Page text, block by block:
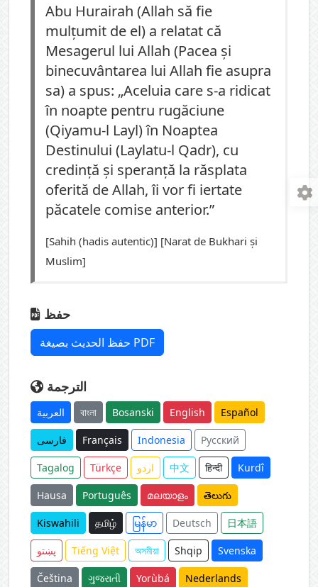
Abu Hurairah (Allah să fie
mulțumit de el) a relatat că
Mesagerul lui Allah (Pacea și
binecuvântarea lui Allah fie asupra
sa) a spus: „Aceluia care s-a ridicat
în noapte pentru rugăciune
(Qiyamu-l Layl) în Noaptea
Destinului (Laylatu-l Qadr), cu
credință și speranță la răsplata
oferită de Allah, îi vor fi iertate
păcatele comise anterior.”
[Sahih (hadis autentic)] [Narat de Bukhari și
Muslim]
حفظ
حفظ الحديث بصيغة PDF
الترجمة
العربية বাংলা Bosanski English Español
فارسی Français Indonesia Русский
Tagalog Türkçe اردو 中文 हिन्दी Kurdî
Hausa Português മലയാളം తెలుగు
Kiswahili தமிழ் မြန်မာ Deutsch 日本語
پښتو Tiếng Việt অসমীয়া Shqip Svenska
Čeština ગુજરાતી Yorùbá Nederlands